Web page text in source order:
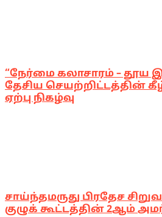
“நேர்மை கலாசாரம் – தூய
தேசிய செயற்றிட்டத்தின்
ஏற்பு நிகழ்வு
சாய்ந்தமருது பிரதேச
குழுக் கூட்டத்தின் 2ஆம்